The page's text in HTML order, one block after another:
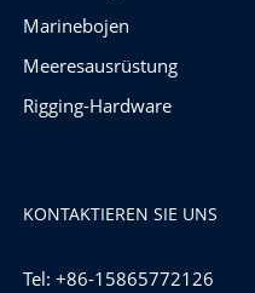
Marinebojen
Meeresausrüstung
Rigging-Hardware
KONTAKTIEREN SIE UNS
Tel: +86-15865772126